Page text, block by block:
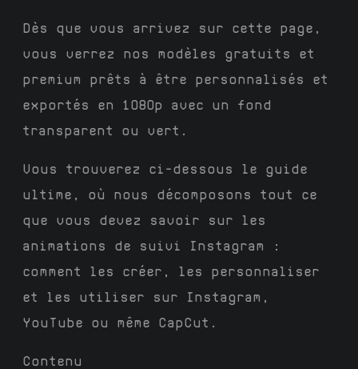
Dès que vous arrivez sur cette page,
vous verrez nos modèles gratuits et
premium prêts à être personnalisés et
exportés en 1080p avec un fond
transparent ou vert.
Vous trouverez ci-dessous le guide
ultime, où nous décomposons tout ce
que vous devez savoir sur les
animations de suivi Instagram :
comment les créer, les personnaliser
et les utiliser sur Instagram,
YouTube ou même CapCut.
Contenu